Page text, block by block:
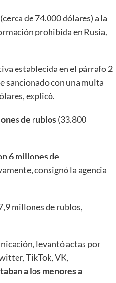
(cerca de 74.000 dólares) a la
prohibida en Rusia,
establecida en el párrafo 2
sancionado con una multa
explicó.
de rublos(33.800
6 millones de
consignó la agencia
millones de rublos,
levantó actas por
TikTok, VK,
a los menores a